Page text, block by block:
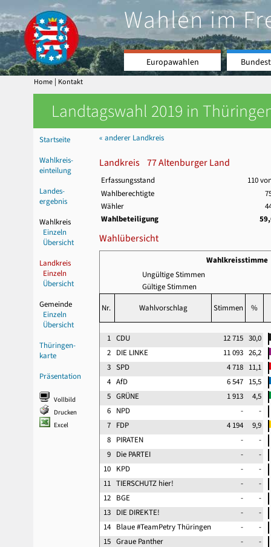
Wahlen im
Europawahlen
Home | Kontakt
Landtagswahl 2019 in
Startseite
Wahlkreis-
einteilung
Landes-
ergebnis
Wahlkreis
Einzeln
Übersicht
Landkreis
Einzeln
Übersicht
Gemeinde
Einzeln
Übersicht
Thüringen-
karte
Präsentation
Vollbild
Drucken
Excel
« anderer Landkreis
Landkreis 77 Altenburger Land
Erfassungsstand
110
Wahlberechtigte
Wähler
Wahlbeteiligung
Wahlübersicht
Wahlkreisstimme
Ungültige Stimmen
Gültige Stimmen
Nr. Wahlvorschlag Stimmen %
1 CDU 12 715 30,0
2 DIE LINKE 11 093 26,2
3 SPD 4 718 11,1
4 AfD 6 547 15,5
5 GRÜNE 1 913
4,5
6 NPD -
-
7 FDP 4 194
9,9
8 PIRATEN -
-
9 Die PARTEI -
-
10 KPD -
-
11 TIERSCHUTZ hier! -
-
12 BGE -
-
13 DIE DIREKTE! -
-
14 Blaue #TeamPetry Thüringen -
-
15 Graue Panther -
-